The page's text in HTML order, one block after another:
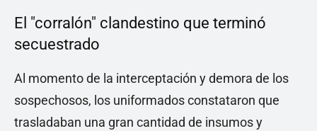
El "corralón" clandestino que terminó
secuestrado
Al momento de la interceptación y demora de los
sospechosos, los uniformados constataron que
trasladaban una gran cantidad de insumos y